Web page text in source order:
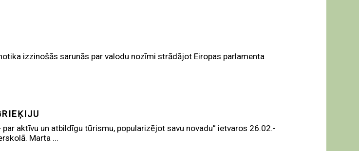
izzinošās sarunās par valodu nozīmi strādājot Eiropas parlamenta
aktīvu un atbildīgu tūrismu, popularizējot savu novadu” ietvaros 26.02.-
Marta ...